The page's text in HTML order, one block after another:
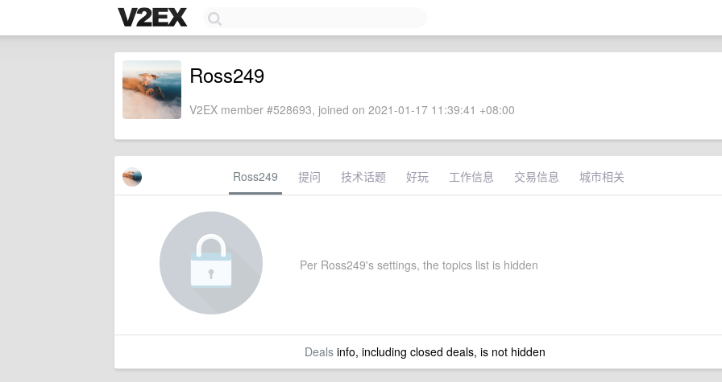
Ross249
V2EX member #528693, joined on 2021-01-17 11:39:41 +08:00
Ross249 提问 技术话题 好玩 工作信息 交易信息 城市相关
Per Ross249's settings, the topics list is hidden
Dealsinfo, including closed deals, is not hidden